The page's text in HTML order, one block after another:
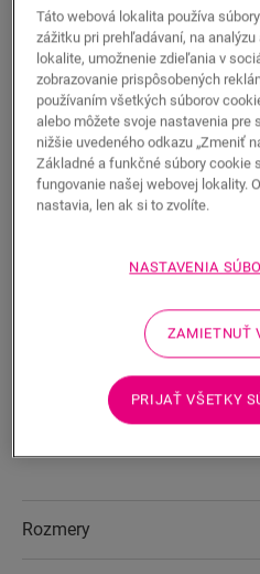
Farba zladená s podlahou
Vrchná vrstva odolná voči
vašej podlahy. Má praktické
na uloženie káblov. Soklovú lištu
namontovať pomocou nášho
koľajnicou. Pre vodotesný
skombinovať ich s pásom
Hydrostripom. Táto soklová
Rozmery
Táto webová lokalita používa
zážitku pri prehľadávaní, na
lokalite, umožnenie zdieľania v
zobrazovanie prispôsobených
používaním všetkých súborov
alebo môžete svoje nastavenia pre
nižšie uvedeného odkazu „Zmeniť
Základné a funkčné súbory cookie
fungovanie našej webovej lokality.
nastavia, len ak si to zvolíte.
NASTAVENIA
ZAMIETNUŤ
PRIJAŤ VŠETKY